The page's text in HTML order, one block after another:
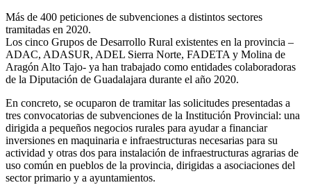
Más de 400 peticiones de subvenciones a distintos sectores
tramitadas en 2020.
Los cinco Grupos de Desarrollo Rural existentes en la provincia –
ADAC, ADASUR, ADEL Sierra Norte, FADETA y Molina de
Aragón Alto Tajo- ya han trabajado como entidades colaboradoras
de la Diputación de Guadalajara durante el año 2020.
En concreto, se ocuparon de tramitar las solicitudes presentadas a
tres convocatorias de subvenciones de la Institución Provincial: una
dirigida a pequeños negocios rurales para ayudar a financiar
inversiones en maquinaria e infraestructuras necesarias para su
actividad y otras dos para instalación de infraestructuras agrarias de
uso común en pueblos de la provincia, dirigidas a asociaciones del
sector primario y a ayuntamientos.